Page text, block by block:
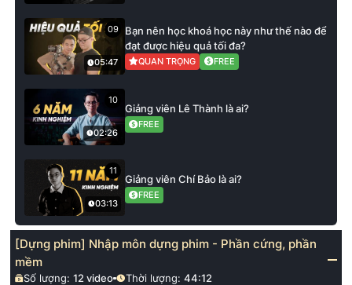
09
05:47
Bạn nên học khoá học này như thế nào để
đạt được hiệu quả tối đa?
QUAN TRỌNG FREE
10
02:26
Giảng viên Lê Thành là ai?
FREE
11
03:13
Giảng viên Chí Bảo là ai?
FREE
[Dựng phim] Nhập môn dựng phim - Phần cứng, phần
mềm
Số lượng:12 video Thời lượng: 44:12